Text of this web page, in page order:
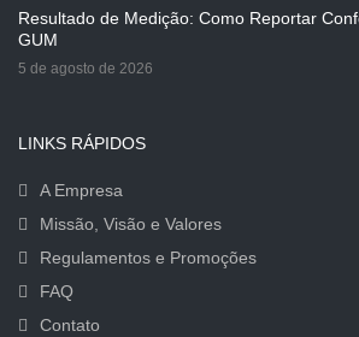
Resultado de Medição: Como Reportar
GUM
5 de agosto de 2026
LINKS RÁPIDOS
A Empresa
Missão, Visão e Valores
Regulamentos e Promoções
FAQ
Contato